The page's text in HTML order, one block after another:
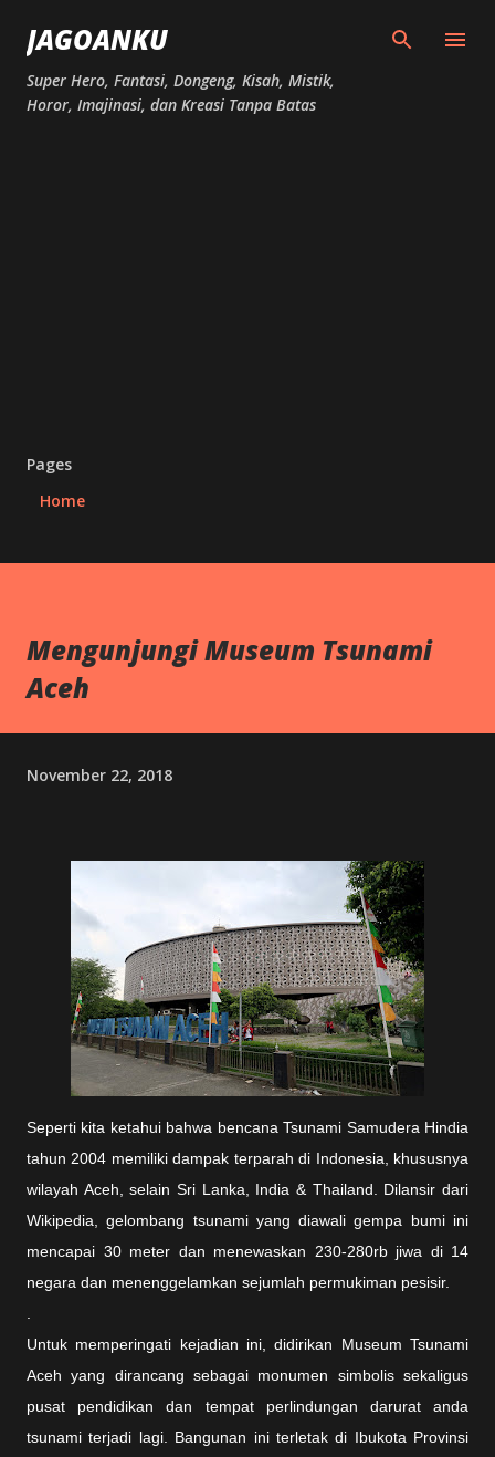
JAGOANKU
Super Hero, Fantasi, Dongeng, Kisah, Mistik,
Horor, Imajinasi, dan Kreasi Tanpa Batas
Pages
Home
Mengunjungi Museum Tsunami
Aceh
November 22, 2018
Seperti kita ketahui bahwa bencana Tsunami Samudera Hindia
tahun 2004 memiliki dampak terparah di Indonesia, khususnya
wilayah Aceh, selain Sri Lanka, India & Thailand. Dilansir dari
Wikipedia, gelombang tsunami yang diawali gempa bumi ini
mencapai 30 meter dan menewaskan 230-280rb jiwa di 14
negara dan menenggelamkan sejumlah permukiman pesisir.
Untuk memperingati kejadian ini, didirikan Museum Tsunami
Aceh yang dirancang sebagai monumen simbolis sekaligus
pusat pendidikan dan tempat perlindungan darurat anda
tsunami terjadi lagi. Bangunan ini terletak di Ibukota Provinsi